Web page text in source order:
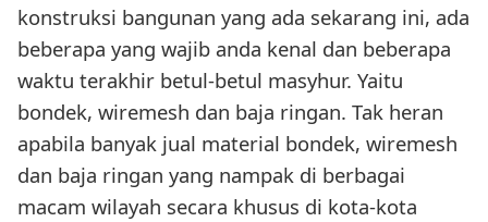
konstruksi bangunan yang ada sekarang ini, ada
beberapa yang wajib anda kenal dan beberapa
waktu terakhir betul-betul masyhur. Yaitu
bondek, wiremesh dan baja ringan. Tak heran
apabila banyak jual material bondek, wiremesh
dan baja ringan yang nampak di berbagai
macam wilayah secara khusus di kota-kota